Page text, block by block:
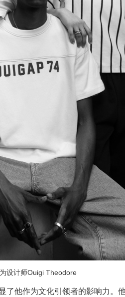
设计师Ouigi Theodore
了他作为文化引领者的影响力。